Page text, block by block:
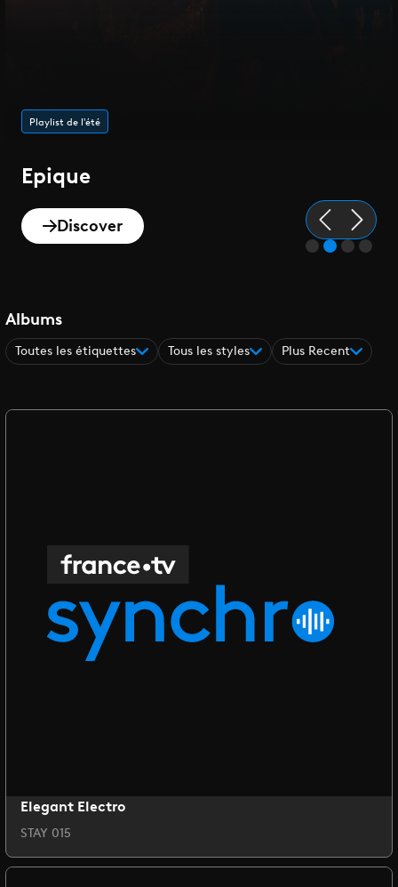
Playlist de l'été
Epique
Discover
Albums
Toutes les étiquettes Tous les styles Plus Recent
Elegant Electro
STAY 015